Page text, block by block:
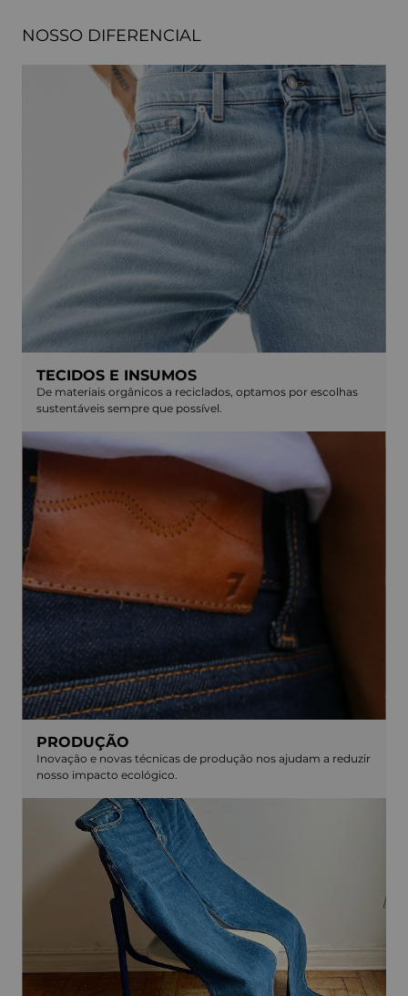
NOSSO DIFERENCIAL
TECIDOS E INSUMOS
De materiais orgânicos a reciclados, optamos por escolhas
sustentáveis sempre que possível.
PRODUÇÃO
Inovação e novas técnicas de produção nos ajudam a reduzir
nosso impacto ecológico.